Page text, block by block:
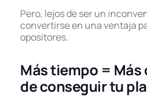
Pero, lejos de ser un
convertirse en una ventaja
opositores.
Más tiempo =
de conseguir tu